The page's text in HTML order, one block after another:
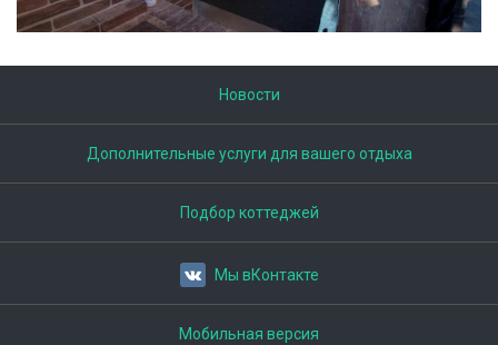
Новости
Дополнительные услуги для вашего отдыха
Подбор коттеджей
Мы вКонтакте
Мобильная версия